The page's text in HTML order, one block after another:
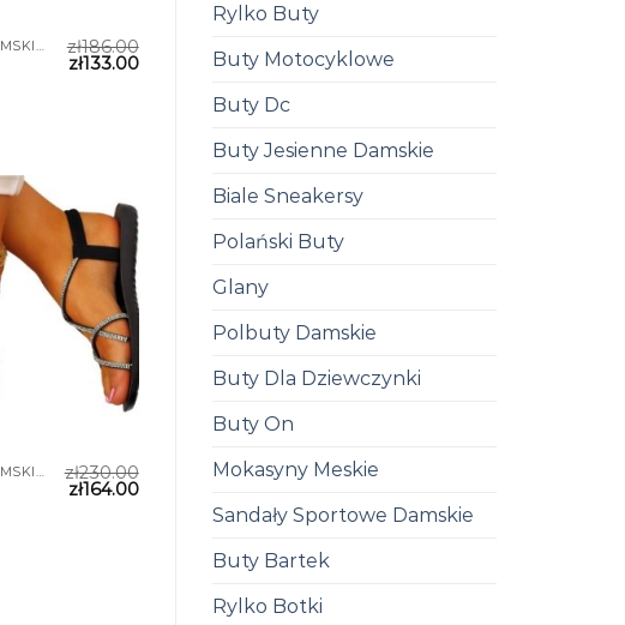
Rylko Buty
Buty Motocyklowe
Buty Dc
Buty Jesienne Damskie
Biale Sneakersy
Polański Buty
Glany
Polbuty Damskie
Buty Dla Dziewczynki
Buty On
Mokasyny Meskie
Sandały Sportowe Damskie
Buty Bartek
Rylko Botki
SANDAŁY DAMSKIE SKÓRZANE zł186.00
zł133.00
SANDAŁY DAMSKIE SKÓRZANE zł230.00
zł164.00